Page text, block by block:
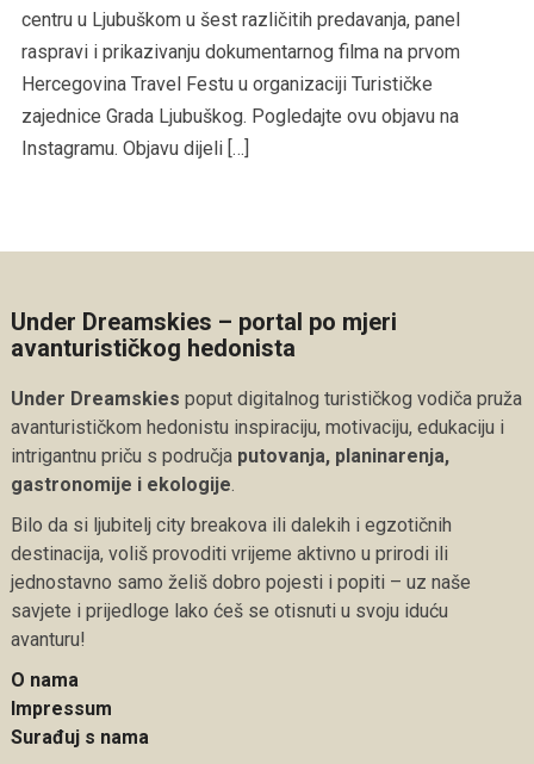
centru u Ljubuškom u šest različitih predavanja, panel
raspravi i prikazivanju dokumentarnog filma na prvom
Hercegovina Travel Festu u organizaciji Turističke
zajednice Grada Ljubuškog. Pogledajte ovu objavu na
Instagramu. Objavu dijeli […]
Under Dreamskies – portal po mjeri
avanturističkog hedonista
Under Dreamskies poput digitalnog turističkog vodiča pruža
avanturističkom hedonistu inspiraciju, motivaciju, edukaciju i
intrigantnu priču s područja putovanja, planinarenja,
gastronomije i ekologije.
Bilo da si ljubitelj city breakova ili dalekih i egzotičnih
destinacija, voliš provoditi vrijeme aktivno u prirodi ili
jednostavno samo želiš dobro pojesti i popiti – uz naše
savjete i prijedloge lako ćeš se otisnuti u svoju iduću
avanturu!
O nama
Impressum
Surađuj s nama